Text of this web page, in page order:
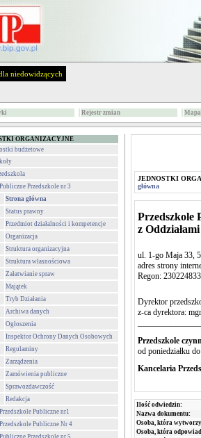
niedowidzących
Rejestr zmian
ORGANIZACYJNE
budżetowe
Publiczne Przedszkole nr 3
Strona główna
Status prawny
Przedmiot działalności i kompetencje
Organizacja
Struktura organizacyjna
Struktura własnościowa
Załatwianie spraw
Majątek
Tryb Działania
Archiwa danych
Ogłoszenia
Inspektor Ochrony Danych Osobowych
Regulaminy
Zarządzenia
Zamówienia publiczne
Sprawozdawczość
Redakcja
Przedszkole Publiczne nr1
Przedszkole Publiczne Nr 4
Publiczne Przedszkole nr 5
JEDNOSTKI
główna
Przedszkole
z
ul. 1-go Maja 33,
adres strony
Regon:
Dyrektor
z-ca dyrektora:
Przedszkole
od poniedziałku
Kancelaria
Ilość odwiedzin:
Nazwa dokumentu:
Osoba, która
Osoba, która